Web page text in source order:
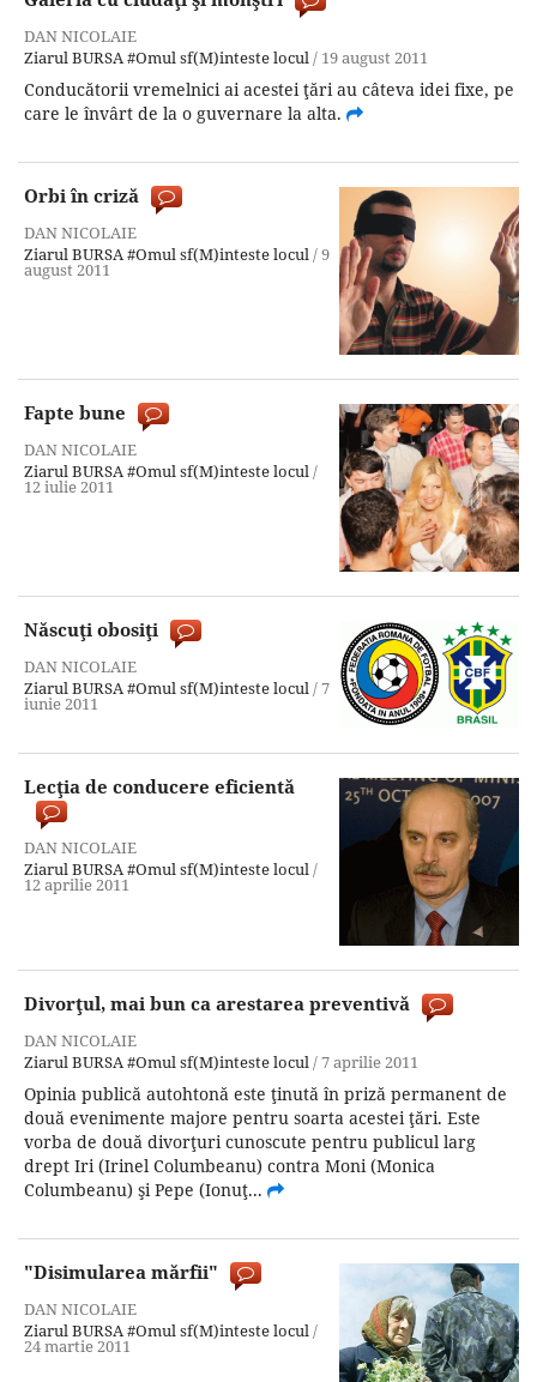
DAN NICOLAIE
Ziarul BURSA#Omul sf(M)inteste locul/ 19 august 2011
Conducătorii vremelnici ai acestei ţări au câteva idei fixe, pe
care le învârt de la o guvernare la alta.
Orbi în criză
DAN NICOLAIE
Ziarul BURSA#Omul sf(M)inteste locul/9
august 2011
Fapte bune
DAN NICOLAIE
Ziarul BURSA#Omul sf(M)inteste locul/
12 iulie 2011
Născuţi obosiţi
DAN NICOLAIE
Ziarul BURSA#Omul sf(M)inteste locul/7
iunie 2011
Lecţia de conducere eficientă
DAN NICOLAIE
Ziarul BURSA#Omul sf(M)inteste locul/
12 aprilie 2011
Divorţul, mai bun ca arestarea preventivă
DAN NICOLAIE
Ziarul BURSA#Omul sf(M)inteste locul/7 aprilie 2011
Opinia publică autohtonă este ţinută în priză permanent de
două evenimente majore pentru soarta acestei ţări. Este
vorba de două divorţuri cunoscute pentru publicul larg
drept Iri (Irinel Columbeanu) contra Moni (Monica
Columbeanu) şi Pepe (Ionuţ...
"Disimularea mărfii"
DAN NICOLAIE
Ziarul BURSA#Omul sf(M)inteste locul/
24 martie 2011